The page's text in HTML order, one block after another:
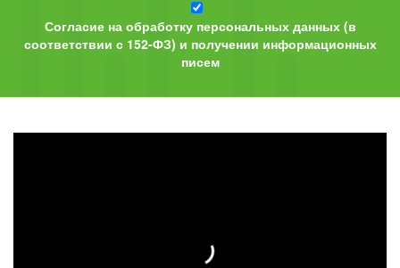
Согласие на обработку персональных данных (в
соответствии с 152-ФЗ) и получении информационных
писем